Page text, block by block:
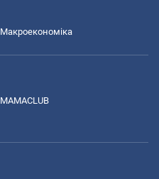
Макроекономіка
MAMACLUB